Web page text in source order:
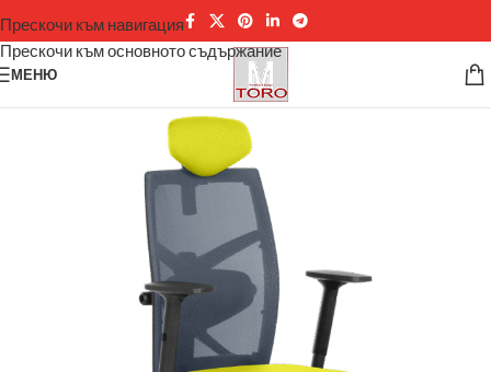
Прескочи към навигация
Прескочи към основното съдържание
МЕНЮ